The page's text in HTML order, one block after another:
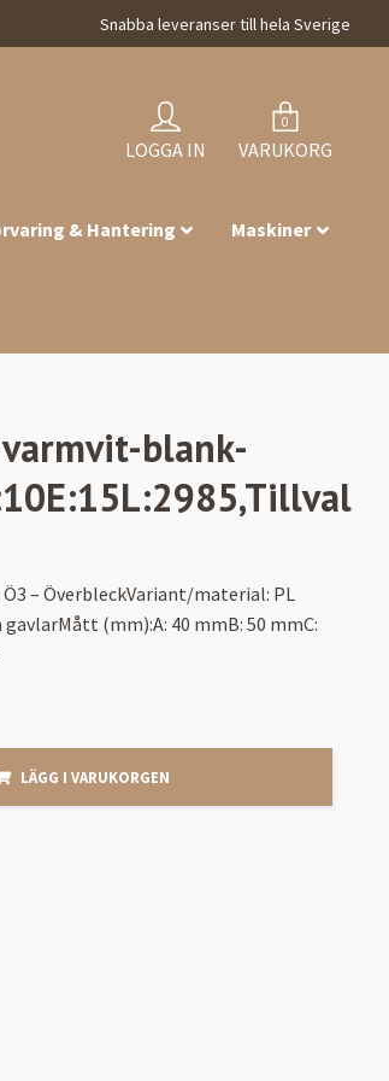
Snabba leveranser till hela Sverige
LOGGA IN
0
VARUKORG
& Hantering Maskiner
blank-
– ÖverbleckVariant/material: PL
(mm):A: 40 mmB: 50 mmC:
LÄGG I VARUKORGEN